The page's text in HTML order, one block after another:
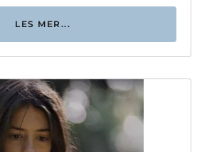
LES MER...